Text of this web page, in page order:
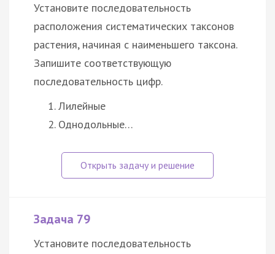
Установите последовательность
расположения систематических таксонов
растения, начиная с наименьшего таксона.
Запишите соответствующую
последовательность цифр.
Лилейные
Однодольные…
Задача 79
Установите последовательность